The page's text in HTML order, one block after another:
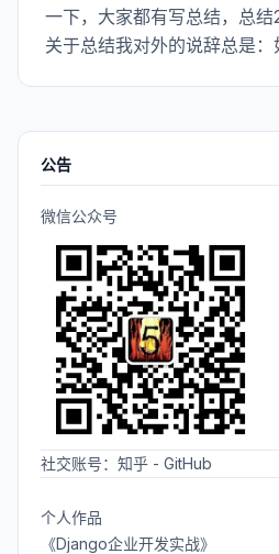
一下，大家都有写总结，总结
关于总结我对外的说辞总是
并没有打算要写，我印象中农
公告
微信公众号
社交账号： 知乎 - GitHub
个人作品
《Django企业开发实战》